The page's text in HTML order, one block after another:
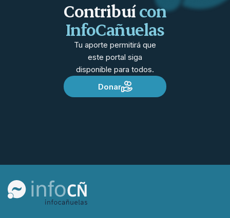
Contribuícon
InfoCañuelas
Tu aporte permitirá que
este portal siga
disponible para todos.
Donar